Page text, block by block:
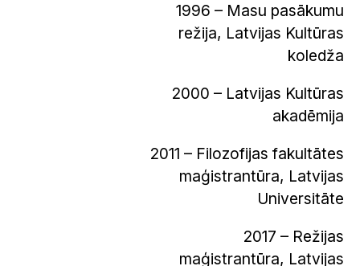
1996 – Masu pasākumu
režija, Latvijas Kultūras
koledža
2000 – Latvijas Kultūras
akadēmija
2011 – Filozofijas fakultātes
maģistrantūra, Latvijas
Universitāte
2017 – Režijas
maģistrantūra, Latvijas